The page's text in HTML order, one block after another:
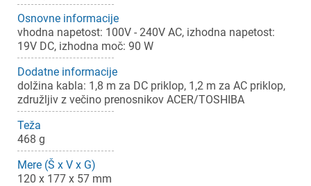
Osnovne informacije
vhodna napetost: 100V - 240V AC, izhodna napetost:
19V DC, izhodna moč: 90 W
Dodatne informacije
dolžina kabla: 1,8 m za DC priklop, 1,2 m za AC priklop,
združljiv z večino prenosnikov ACER/TOSHIBA
Teža
468 g
Mere (Š x V x G)
120 x 177 x 57 mm